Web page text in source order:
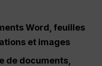
Word, feuilles
et images
de documents,